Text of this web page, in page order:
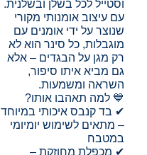
וסטייל לכל בשלן ובשלנית.
עם עיצוב אומנותי מקורי
שנוצר על ידי אומנים עם
מוגבלות, כל סינר הוא לא
רק מגן על הבגדים – אלא
גם מביא איתו סיפור,
השראה ומשמעות.
💙 למה תאהבו אותו?
✔ בד קנבס איכותי במיוחד
– מתאים לשימוש יומיומי
במטבח
✔ מכפלת מחוזקת –